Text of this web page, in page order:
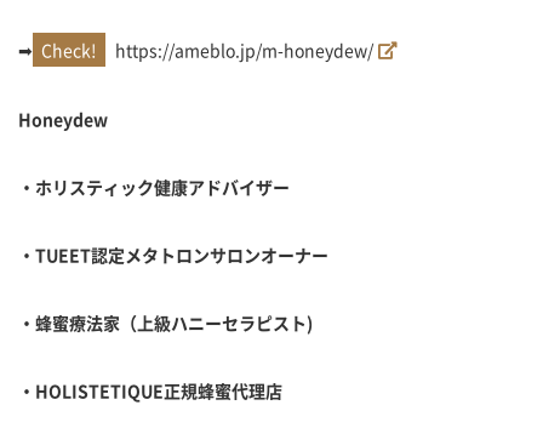
➡ https://ameblo.jp/m-honeydew/
Honeydew
・ホリスティック健康アドバイザー
・ TUEET認定メタトロンサロンオーナー
・蜂蜜療法家（上級ハニーセラピスト)
・ HOLISTETIQUE正規蜂蜜代理店